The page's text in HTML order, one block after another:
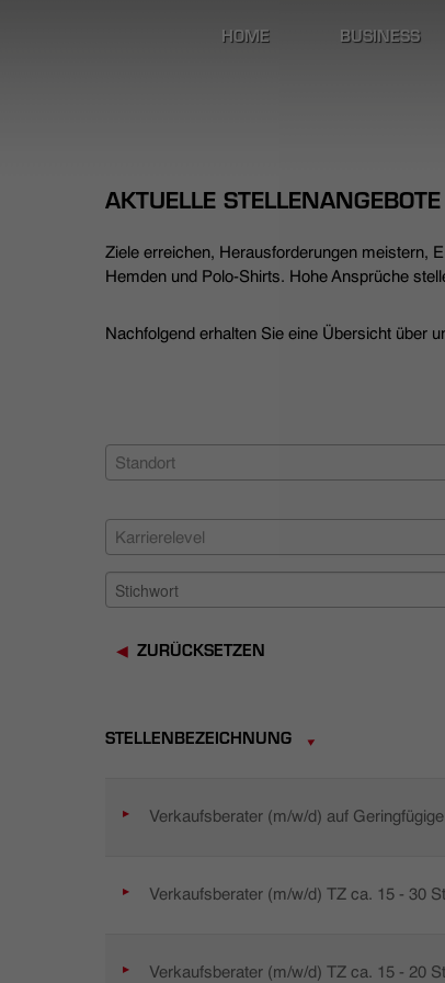
HOME BUSINESS
AKTUELLE STELLENANGEBOTE
Ziele erreichen, Herausforderungen meistern,
Hemden und Polo-Shirts. Hohe Ansprüche
Nachfolgend erhalten Sie eine Übersicht über
Standort
Karrierelevel
ZURÜCKSETZEN
STELLENBEZEICHNUNG
Verkaufsberater (m/w/d) auf
Verkaufsberater (m/w/d) TZ ca. 15 - 30
Verkaufsberater (m/w/d) TZ ca. 15 - 20